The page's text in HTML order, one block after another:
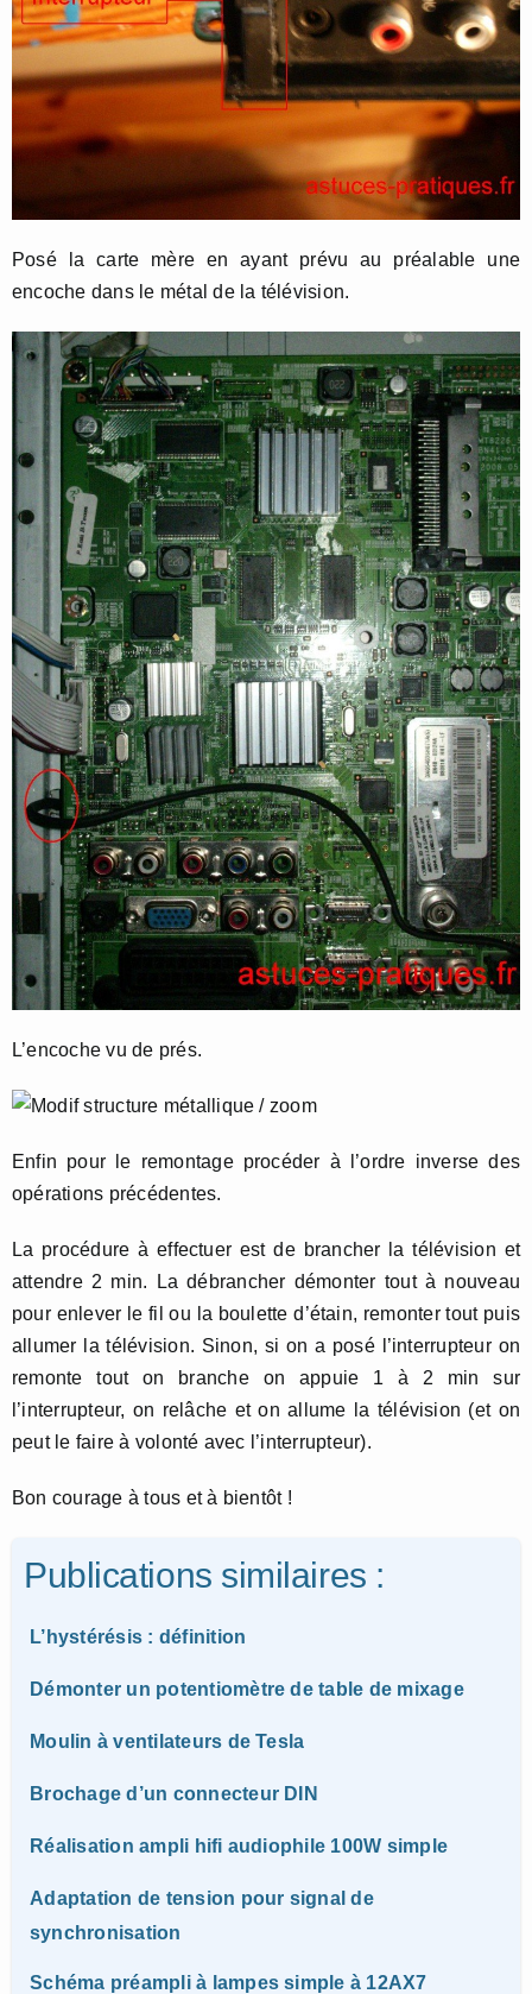
Posé la carte mère en ayant prévu au préalable une
encoche dans le métal de la télévision.
L’encoche vu de prés.
Enfin pour le remontage procéder à l’ordre inverse des
opérations précédentes.
La procédure à effectuer est de brancher la télévision et
attendre 2 min. La débrancher démonter tout à nouveau
pour enlever le fil ou la boulette d’étain, remonter tout puis
allumer la télévision. Sinon, si on a posé l’interrupteur on
remonte tout on branche on appuie 1 à 2 min sur
l’interrupteur, on relâche et on allume la télévision (et on
peut le faire à volonté avec l’interrupteur).
Bon courage à tous et à bientôt !
Publications similaires :
L’hystérésis : définition
Démonter un potentiomètre de table de mixage
Moulin à ventilateurs de Tesla
Brochage d’un connecteur DIN
Réalisation ampli hifi audiophile 100W simple
Adaptation de tension pour signal de
synchronisation
Schéma préampli à lampes simple à 12AX7